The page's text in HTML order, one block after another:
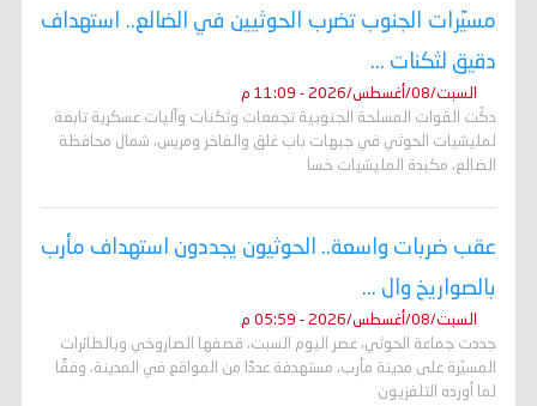
مسيّرات الجنوب تضرب الحوثيين في الضالع.. استهداف
دقيق لثكنات ...
السبت/08/أغسطس/2026 - 11:09 م
دكّت القوات المسلحة الجنوبية تجمعات وثكنات وآليات عسكرية تابعة
لمليشيات الحوثي في جبهات باب غلق والفاخر ومريس، شمال محافظة
الضالع، مكبدة المليشيات خسا
عقب ضربات واسعة.. الحوثيون يجددون استهداف مأرب
بالصواريخ وال ...
السبت/08/أغسطس/2026 - 05:59 م
جددت جماعة الحوثي، عصر اليوم السبت، قصفها الصاروخي وبالطائرات
المسيّرة على مدينة مأرب، مستهدفة عددًا من المواقع في المدينة، وفقًا
لما أورده التلفزيون